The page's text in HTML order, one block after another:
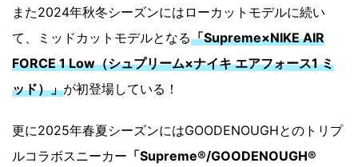
また2024年秋冬シーズンにはローカットモデルに続い
て、ミッドカットモデルとなる「Supreme×NIKE AIR
FORCE 1 Low（シュプリーム×ナイキ エアフォース1 ミ
ッド）」が初登場している！
更に2025年春夏シーズンにはGOODENOUGHとのトリプ
ルコラボスニーカー 「Supreme®/GOODENOUGH®